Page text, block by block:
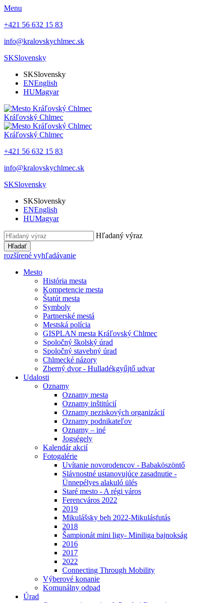
Menu
+421 56 632 15 83
info@kralovskychlmec.sk
SKSlovensky
SKSlovensky
ENEnglish
HUMagyar
Kráľovský Chlmec
Kráľovský Chlmec
+421 56 632 15 83
info@kralovskychlmec.sk
SKSlovensky
SKSlovensky
ENEnglish
HUMagyar
Hľadaný výraz
Hľadať
rozšírené vyhľadávanie
Mesto
História mesta
Kompetencie mesta
Štatút mesta
Symboly
Partnerské mestá
Mestská polícia
GISPLAN mesta Kráľovský Chlmec
Spoločný školský úrad
Spoločný stavebný úrad
Chlmecké názory
Zberný dvor - Hulladékgyűjtő udvar
Udalosti
Oznamy
Oznamy mesta
Oznamy inštitúcií
Oznamy neziskových organizácií
Oznamy podnikateľov
Oznamy – iné
Jogségely
Kalendár akcií
Fotogalérie
Uvítanie novorodencov - Babaköszöntő
Slávnostné ustanovujúce zasadnutie -
Ünnepélyes alakuló ülés
Staré mesto - A régi város
Ferencváros 2022
2019
Mikulášsky beh 2022-Mikulásfutás
2018
Šampionát mini ligy- Miniliga bajnokság
2016
2017
2022
Connecting Through Mobility
Výberové konanie
Komunálny odpad
Úrad